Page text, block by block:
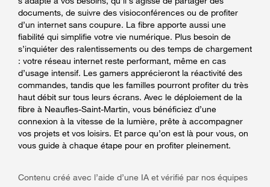
documents, de suivre des visioconférences ou de profiter
d’un internet sans coupure. La fibre apporte aussi une
fiabilité qui simplifie votre vie numérique. Plus besoin de
s’inquiéter des ralentissements ou des temps de chargement
: votre réseau internet reste performant, même en cas
d’usage intensif. Les gamers apprécieront la réactivité des
commandes, tandis que les familles pourront profiter du très
haut débit sur tous leurs écrans. Avec le déploiement de la
fibre à Neaufles-Saint-Martin, vous bénéficiez d’une
connexion à la vitesse de la lumière, prête à accompagner
vos projets et vos loisirs. Et parce qu’on est là pour vous, on
vous guide à chaque étape pour en profiter pleinement.
Contenu créé avec l’aide d’une IA et vérifié par nos équipes